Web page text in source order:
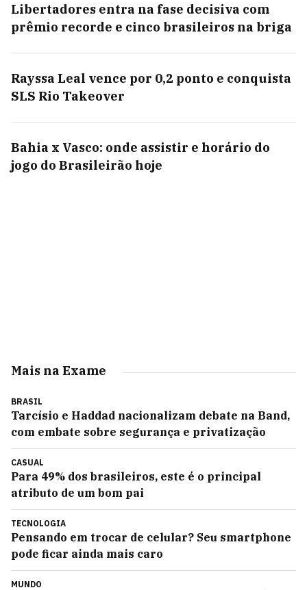
Libertadores entra na fase decisiva com
prêmio recorde e cinco brasileiros na briga
Rayssa Leal vence por 0,2 ponto e conquista
SLS Rio Takeover
Bahia x Vasco: onde assistir e horário do
jogo do Brasileirão hoje
Mais na Exame
BRASIL
Tarcísio e Haddad nacionalizam debate na Band,
com embate sobre segurança e privatização
CASUAL
Para 49% dos brasileiros, este é o principal
atributo de um bom pai
TECNOLOGIA
Pensando em trocar de celular? Seu smartphone
pode ficar ainda mais caro
MUNDO